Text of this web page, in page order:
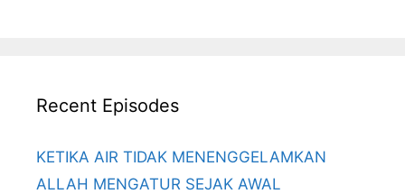
Recent Episodes
KETIKA AIR TIDAK MENENGGELAMKAN
ALLAH MENGATUR SEJAK AWAL